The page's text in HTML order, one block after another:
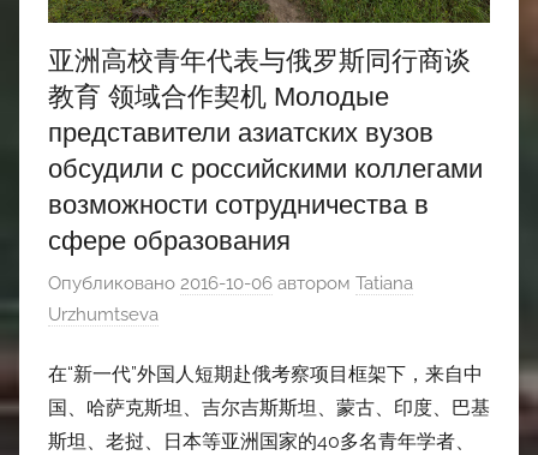
亚洲高校青年代表与俄罗斯同行商谈
教育 领域合作契机 Молодые
представители азиатских вузов
обсудили с российскими коллегами
возможности сотрудничества в
сфере образования
Опубликовано 2016-10-06 автором Tatiana
Urzhumtseva
在“新一代”外国人短期赴俄考察项目框架下，来自中
国、哈萨克斯坦、吉尔吉斯斯坦、蒙古、印度、巴基
斯坦、老挝、日本等亚洲国家的40多名青年学者、